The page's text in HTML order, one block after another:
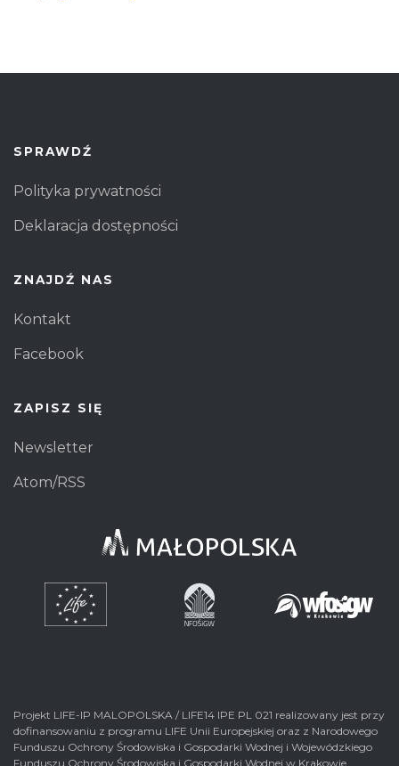
SPRAWDŹ
Polityka prywatności
Deklaracja dostępności
ZNAJDŹ NAS
Kontakt
Facebook
ZAPISZ SIĘ
Newsletter
Atom/RSS
Projekt LIFE-IP MALOPOLSKA / LIFE14 IPE PL 021 realizowany jest przy
dofinansowaniu z programu LIFE Unii Europejskiej oraz z Narodowego
Funduszu Ochrony Środowiska i Gospodarki Wodnej i Wojewódzkiego
Funduszu Ochrony Środowiska i Gospodarki Wodnej w Krakowie.